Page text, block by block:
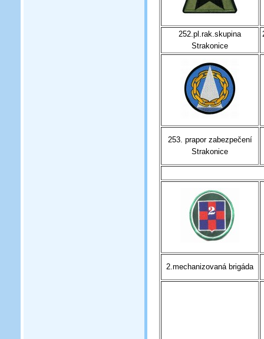
252.pl.rak.skupina
Strakonice
253. prapor zabezpečení
Strakonice
2.mechanizovaná brigáda